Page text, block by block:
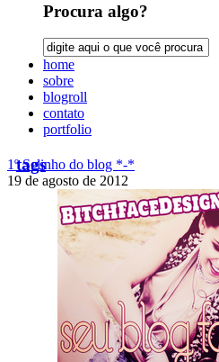
Procura algo?
home
sobre
blogroll
contato
portfolio
tags
1º Selinho do blog *-*
19 de agosto de 2012